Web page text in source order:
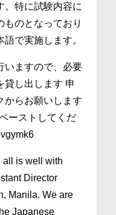
。特に試験内容に
のとなっており
で実施します。
いますので、必要
貸し出します 申
からお願いします
ーストしてくだ
all is well with
Director
Manila. We are
Japanese